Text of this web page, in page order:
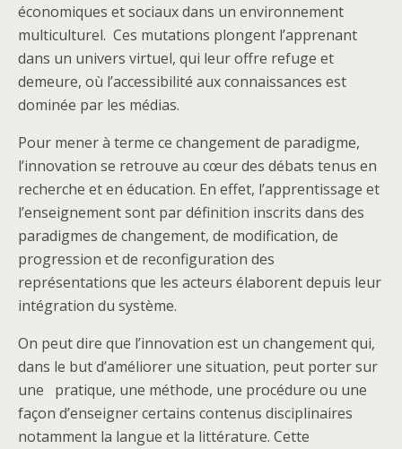
économiques et sociaux dans un environnement
multiculturel. Ces mutations plongent l’apprenant
dans un univers virtuel, qui leur offre refuge et
demeure, où l’accessibilité aux connaissances est
dominée par les médias.
Pour mener à terme ce changement de paradigme,
l’innovation se retrouve au cœur des débats tenus en
recherche et en éducation. En effet, l’apprentissage et
l’enseignement sont par définition inscrits dans des
paradigmes de changement, de modification, de
progression et de reconfiguration des
représentations que les acteurs élaborent depuis leur
intégration du système.
On peut dire que l’innovation est un changement qui,
dans le but d’améliorer une situation, peut porter sur
une pratique, une méthode, une procédure ou une
façon d’enseigner certains contenus disciplinaires
notamment la langue et la littérature. Cette